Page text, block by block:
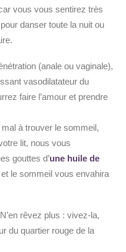
vous vous sentirez très
danser toute la nuit ou
(anale ou vaginale),
vasodilatateur du
faire l’amour et prendre
à trouver le sommeil,
lit, nous vous
gouttes d’une huile de
le sommeil vous envahira
rêvez plus : vivez-la,
du quartier rouge de la